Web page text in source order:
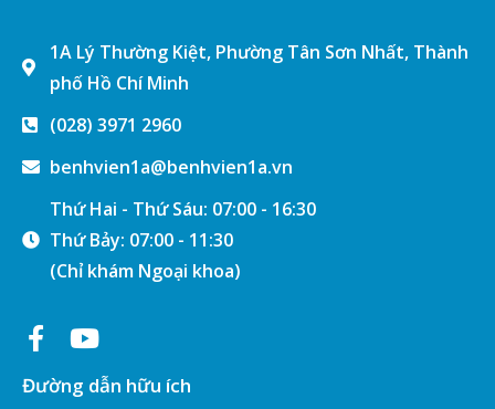
1A Lý Thường Kiệt, Phường Tân Sơn Nhất, Thành
phố Hồ Chí Minh
(028) 3971 2960
benhvien1a@benhvien1a.vn
Thứ Hai - Thứ Sáu: 07:00 - 16:30
Thứ Bảy: 07:00 - 11:30
(Chỉ khám Ngoại khoa)
Đường dẫn hữu ích